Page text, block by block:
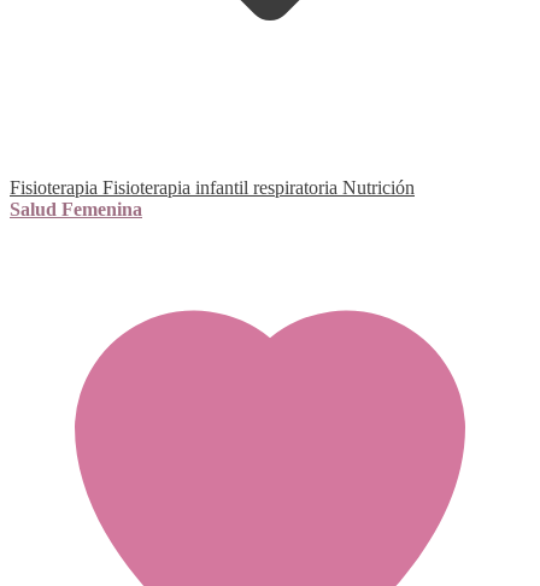
Fisioterapia Fisioterapia infantil respiratoria Nutrición
Salud Femenina